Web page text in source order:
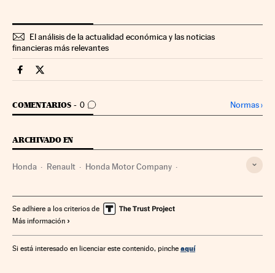
El análisis de la actualidad económica y las noticias
financieras más relevantes
Companias Cinco Días en Facebook
Companias Cinco Días en Twitter
COMENTARIOS 0
IR A LOS COMENTARIOS Normas›
ARCHIVADO EN
Honda Renault Honda Motor Company
Economía Industria
Se adhiere a los criterios de
Más información
Si está interesado en licenciar este contenido, pinche aquí